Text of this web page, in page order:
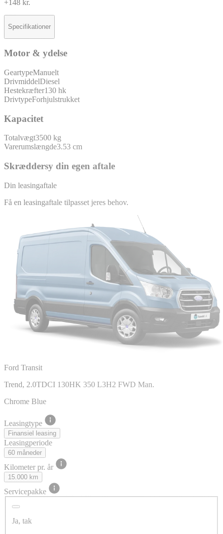
+148 kr.
Specifikationer
Motor & ydelse
GeartypeManuelt
DrivmiddelDiesel
Hestekræfter130 hk
DrivtypeForhjulstrukket
Kapacitet
Totalvægt3500 kg
Varerumslængde3.53 cm
Skræddersy din egen aftale
Din leasingaftale
Få en leasingaftale tilpasset jeres behov.
Ford Transit
Trend, 2.0TDCI 130HK 350 L3H2 FWD Man.
Chrome Blue
Leasingtype
Finansiel leasing
Leasingperiode
60 måneder
Kilometer pr. år
15.000 km
Servicepakke
Ja, tak